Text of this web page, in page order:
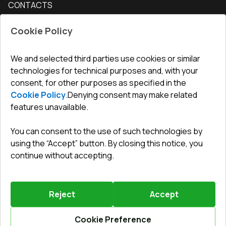
Interior doors
How to measure windows
For companies, cooperation
Conditions for returning goods
Guarantee
CONTACTS
undefined(undefined)
info@toptechnik.com.pl
Polityka prywatności
REGULAMIN
©2026.All right reserved.Powered byVitrager.com.
Report a problem?
Cookie Policy
We and selected third parties use cookies or similar
technologies for technical purposes and, with your
consent, for other purposes as specified in the
Cookie Policy.Denying consent may make related
features unavailable.
You can consent to the use of such technologies by
using the “Accept” button. By closing this notice, you
continue without accepting.
Reject Accept
Cookie Preference